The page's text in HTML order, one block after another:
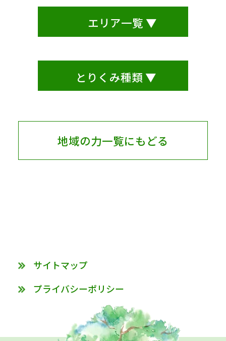
エリア一覧 ▼
とりくみ種類 ▼
地域の力一覧にもどる
サイトマップ
プライバシーポリシー